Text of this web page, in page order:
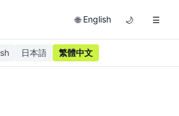
🌐 English 🌙 ☰
日本語 繁體中文